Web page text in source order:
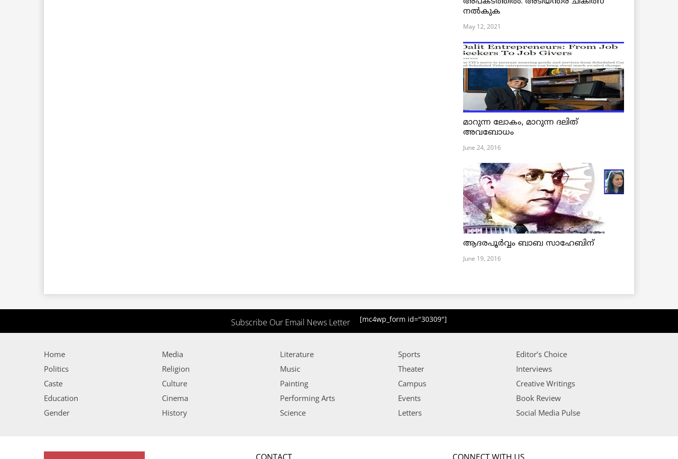
നൽകുക
May 12, 2021
മാറുന്ന ലോകം, മാറുന്ന ദലിത്
അവബോധം
June 24, 2016
ആദരപൂര്‍വ്വം ബാബ സാഹേബിന്
June 19, 2016
Subscribe Our Email News Letter [mc4wp_form id="30309"]
Home
Politics
Caste
Education
Gender
Media
Religion
Culture
Cinema
History
Literature
Music
Painting
Performing Arts
Science
Sports
Theater
Campus
Events
Letters
Editor’s Choice
Interviews
Creative Writings
Book Review
Social Media Pulse